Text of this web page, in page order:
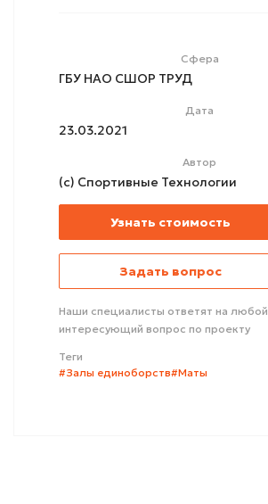
Сфера
ГБУ НАО СШОР ТРУД
Дата
23.03.2021
Автор
(с) Спортивные Технологии
Узнать стоимость
Задать вопрос
Наши специалисты ответят на любой
интересующий вопрос по проекту
Теги
#Залы единоборств#Маты